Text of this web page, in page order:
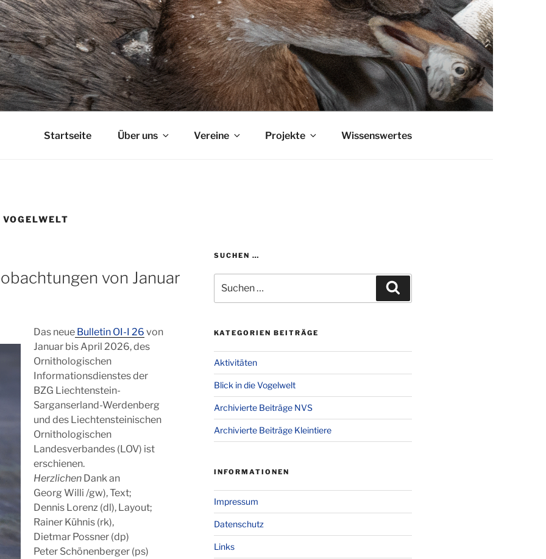
Startseite Über uns Vereine Projekte Wissenswertes
von Januar
Das neue Bulletin OI-I 26 von
Januar bis April 2026, des
Ornithologischen
Informationsdienstes der
BZG Liechtenstein-
Sarganserland-Werdenberg
und des Liechtensteinischen
Ornithologischen
Landesverbandes (LOV) ist
erschienen.
Herzlichen Dank an
Georg Willi /gw), Text;
Dennis Lorenz (dl), Layout;
Rainer Kühnis (rk),
Dietmar Possner (dp)
Peter Schönenberger (ps)
SUCHEN …
nach:
KATEGORIEN BEITRÄGE
Aktivitäten
Blick in die Vogelwelt
Archivierte Beiträge NVS
Archivierte Beiträge Kleintiere
INFORMATIONEN
Impressum
Datenschutz
Links